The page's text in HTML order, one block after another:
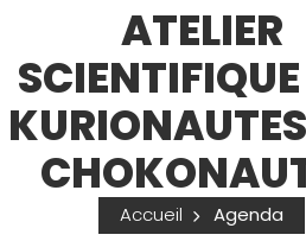
ATELIER
Accueil Agenda